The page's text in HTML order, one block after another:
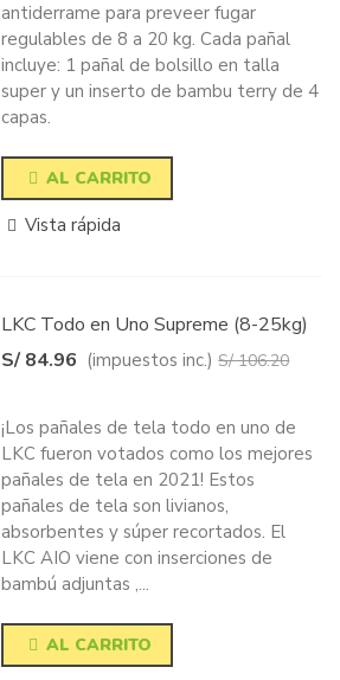
antiderrame para preveer fugar
regulables de 8 a 20 kg. Cada pañal
incluye: 1 pañal de bolsillo en talla
super y un inserto de bambu terry de 4
capas.
AL CARRITO
Vista rápida
LKC Todo en Uno Supreme (8-25kg)
S/ 84.96 (impuestos inc.) S/ 106.20
¡Los pañales de tela todo en uno de
LKC fueron votados como los mejores
pañales de tela en 2021! Estos
pañales de tela son livianos,
absorbentes y súper recortados. El
LKC AIO viene con inserciones de
bambú adjuntas ,...
AL CARRITO